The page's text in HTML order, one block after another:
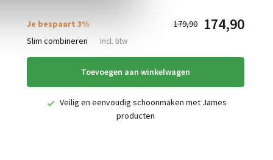
Je bespaart 3% 179,90 174,90
Slim combineren Incl. btw
Toevoegen aan winkelwagen
Veilig en eenvoudig schoonmaken met James
producten